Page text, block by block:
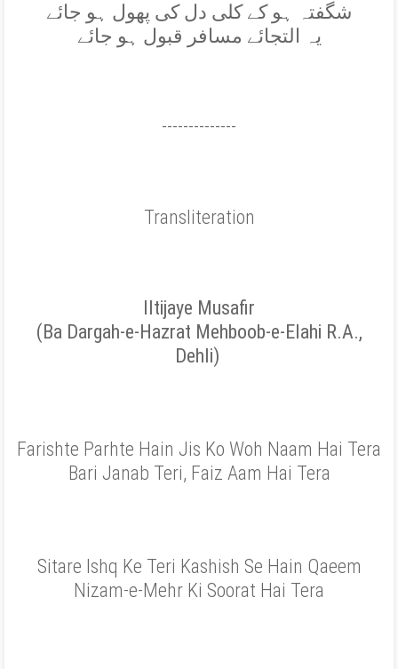
شگفتہ ہو کے کلی دل کی پھول ہو جائے
يہ التجائے مسافر قبول ہو جائے
--------------
Transliteration
Iltijaye Musafir
(Ba Dargah-e-Hazrat Mehboob-e-Elahi R.A.,
Dehli)
Farishte Parhte Hain Jis Ko Woh Naam Hai Tera
Bari Janab Teri, Faiz Aam Hai Tera
Sitare Ishq Ke Teri Kashish Se Hain Qaeem
Nizam-e-Mehr Ki Soorat Hai Tera